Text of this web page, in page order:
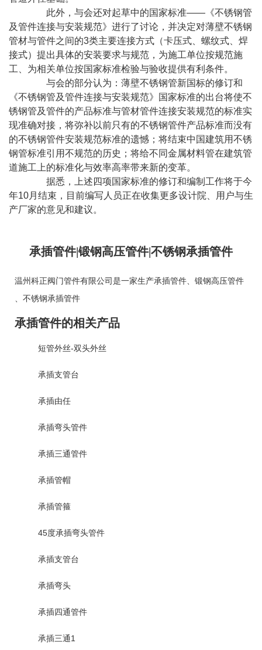
此外，与会还对起草中的国家标准——《不锈钢管
及管件连接与安装规范》进行了讨论，并决定对薄壁不锈钢
管材与管件之间的3类主要连接方式（卡压式、螺纹式、焊
接式）提出具体的安装要求与规范，为施工单位按规范施
工、为相关单位按国家标准检验与验收提供有利条件。
与会的部分认为：薄壁不锈钢管新国标的修订和
《不锈钢管及管件连接与安装规范》国家标准的出台将使不
锈钢管及管件的产品标准与管材管件连接安装规范的标准实
现准确对接，将弥补以前只有的不锈钢管件产品标准而没有
的不锈钢管件安装规范标准的遗憾；将结束中国建筑用不锈
钢管标准引用不规范的历史；将给不同金属材料管在建筑管
道施工上的标准化与效率高率带来新的变革。
据悉，上述四项国家标准的修订和编制工作将于今
年10月结束，目前编写人员正在收集更多设计院、用户与生
产厂家的意见和建议。
承插管件|锻钢高压管件|不锈钢承插管件
温州科正阀门管件有限公司是一家生产承插管件
锻钢高压管件
不锈钢承插管件
承插管件的相关产品
短管外丝-双头外丝
承插支管台
承插由任
承插弯头管件
承插三通管件
承插管帽
承插管箍
45度承插弯头管件
承插支管台
承插弯头
承插四通管件
承插三通1